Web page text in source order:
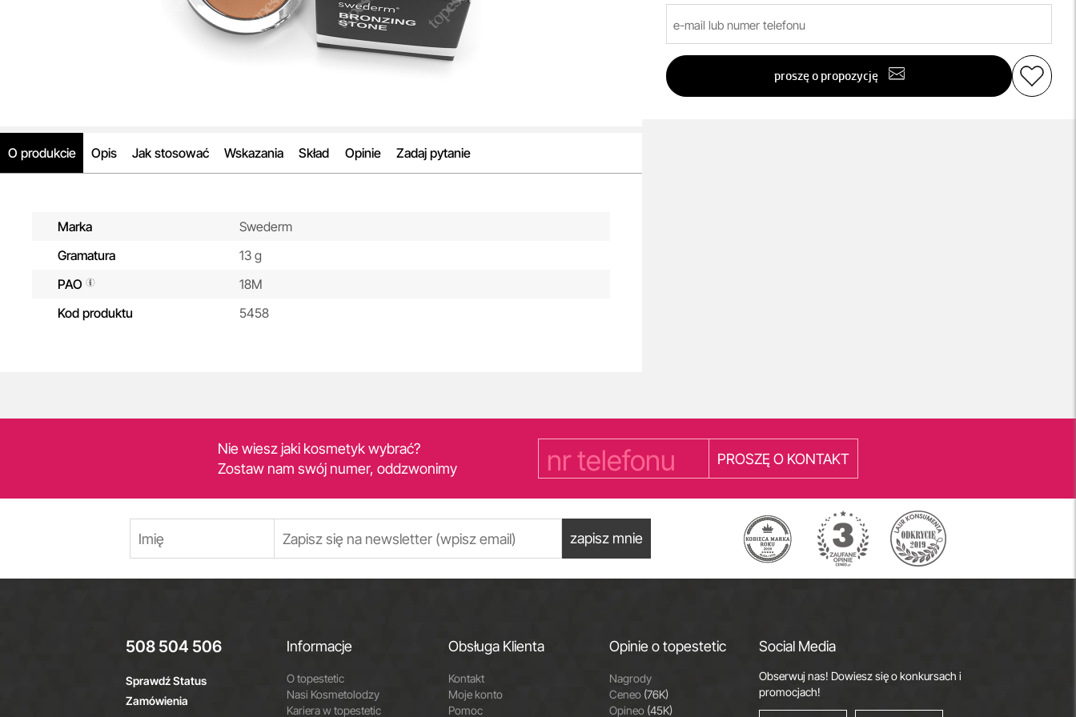
O produkcie Opis Jak stosować Wskazania Skład Opinie Zadaj pytanie
Marka
Swederm
Gramatura
13 g
PAO
18M
Kod produktu
5458
proszę o propozycję
Nie wiesz jaki kosmetyk wybrać?
Zostaw nam swój numer, oddzwonimy
PROSZĘ O KONTAKT
zapisz mnie
508 504 506
Sprawdź Status
Zamówienia
Informacje
O topestetic
Nasi Kosmetolodzy
Kariera w topestetic
Obsługa Klienta
Kontakt
Moje konto
Pomoc
Opinie o topestetic
Nagrody
Ceneo (76K)
Opineo (45K)
Social Media
Obserwuj nas! Dowiesz się o konkursach i
promocjach!